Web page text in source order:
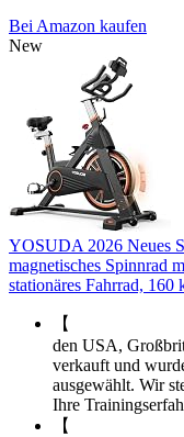
Bei Amazon kaufen
New
YOSUDA 2026 Neues
magnetisches Spinnrad
stationäres Fahrrad, 160
【
den USA,
verkauft und
ausgewählt. Wir
Ihre
【